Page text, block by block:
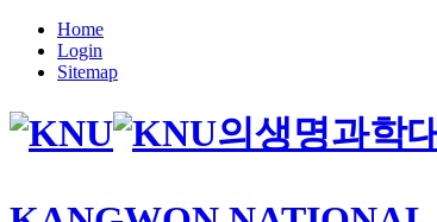
Home
Login
Sitemap
의생명과학